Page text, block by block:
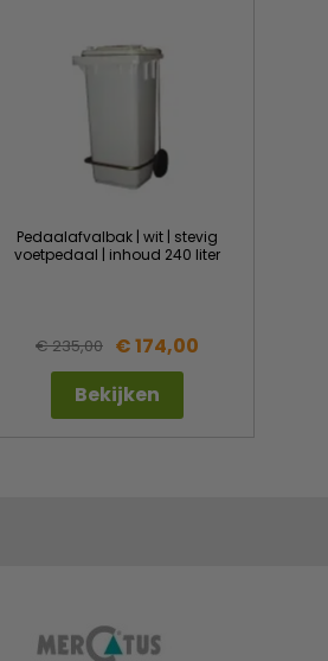
Pedaalafvalbak | wit | stevig
voetpedaal | inhoud 240 liter
€ 235,00 € 174,00
Bekijken